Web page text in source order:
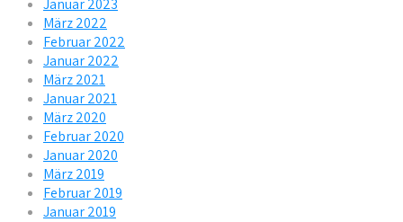
März 2022
Februar 2022
Januar 2022
März 2021
Januar 2021
März 2020
Februar 2020
Januar 2020
März 2019
Februar 2019
Januar 2019